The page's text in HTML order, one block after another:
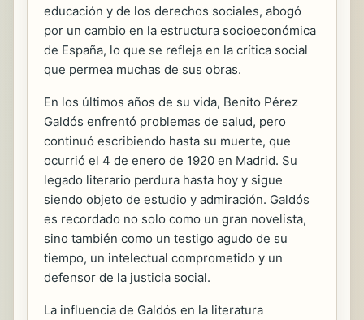
educación y de los derechos sociales, abogó
por un cambio en la estructura socioeconómica
de España, lo que se refleja en la crítica social
que permea muchas de sus obras.
En los últimos años de su vida, Benito Pérez
Galdós enfrentó problemas de salud, pero
continuó escribiendo hasta su muerte, que
ocurrió el 4 de enero de 1920 en Madrid. Su
legado literario perdura hasta hoy y sigue
siendo objeto de estudio y admiración. Galdós
es recordado no solo como un gran novelista,
sino también como un testigo agudo de su
tiempo, un intelectual comprometido y un
defensor de la justicia social.
La influencia de Galdós en la literatura